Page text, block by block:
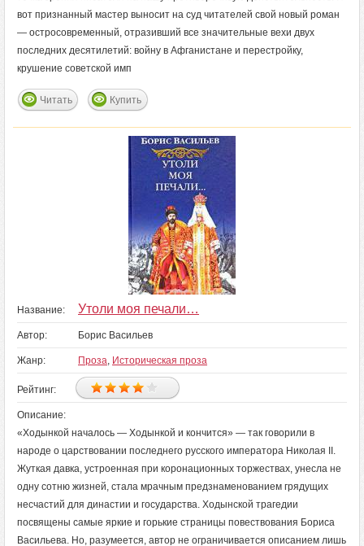
вот признанный мастер выносит на суд читателей свой новый роман
— остросовременный, отразивший все значительные вехи двух
последних десятилетий: войну в Афганистане и перестройку,
крушение советской имп
Читать Купить
Название: Утоли моя печали…
Автор: Борис Васильев
Жанр: Проза, Историческая проза
Рейтинг:
Описание:
«Ходынкой началось — Ходынкой и кончится» — так говорили в
народе о царствовании последнего русского императора Николая II.
Жуткая давка, устроенная при коронационных торжествах, унесла не
одну сотню жизней, стала мрачным предзнаменованием грядущих
несчастий для династии и государства. Ходынской трагедии
посвящены самые яркие и горькие страницы повествования Бориса
Васильева. Но, разумеется, автор не ограничивается описанием лишь